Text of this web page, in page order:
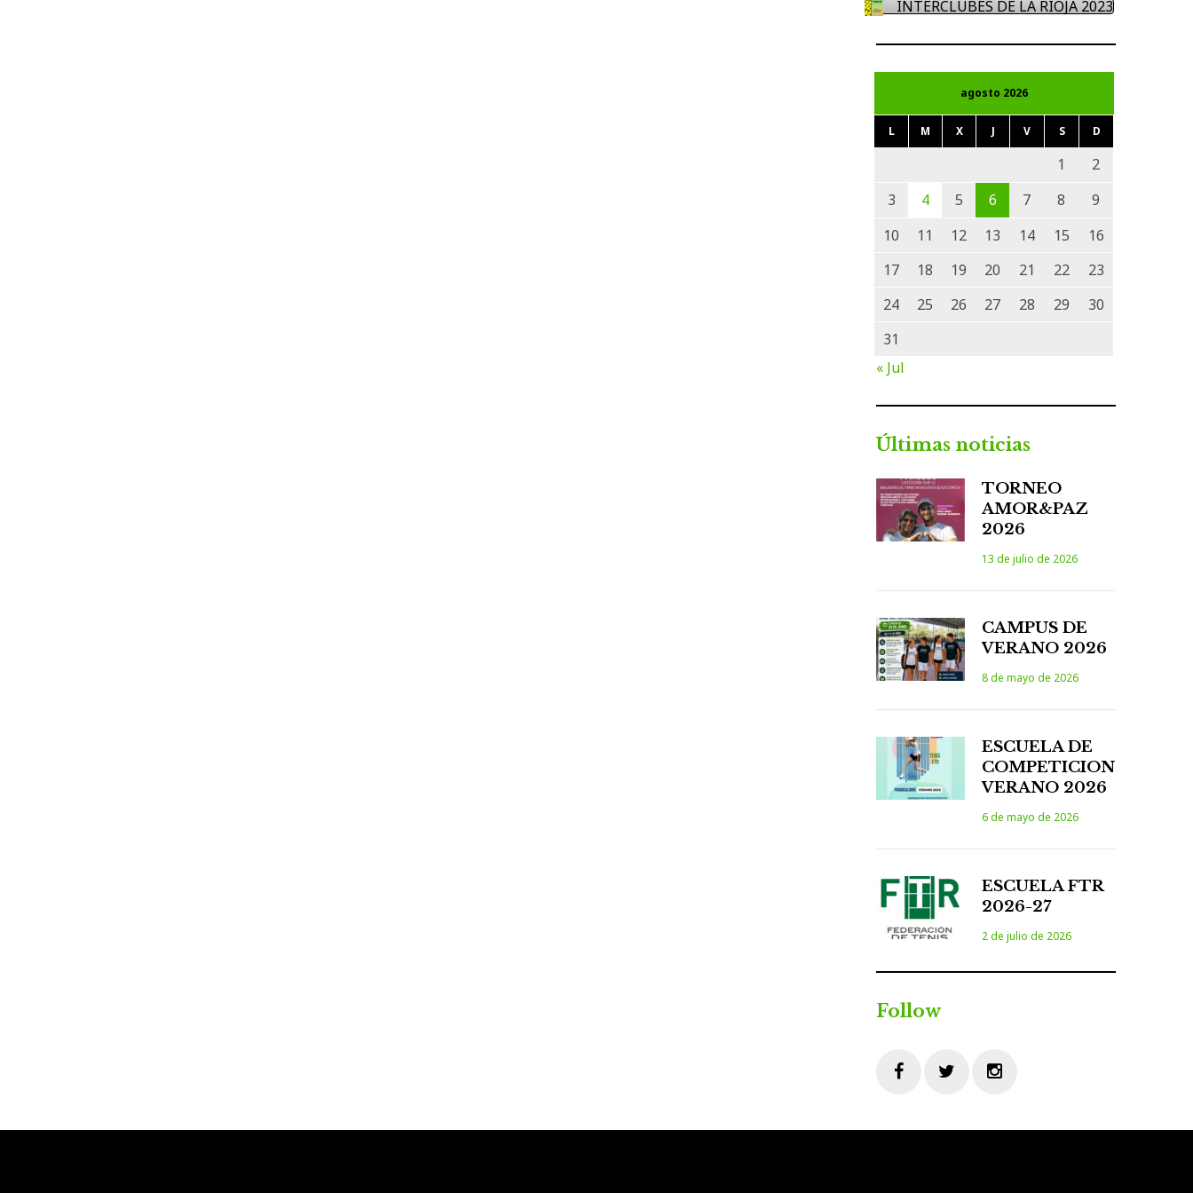
INTERCLUBES DE LA RIOJA 2023
agosto 2026
L M X J V S D
1
2
3
4 5 6 7 8
9
10
11 12 13 14 15
16
17
18 19 20 21 22
23
24
25 26 27 28 29
30
31
« Jul
Últimas noticias
TORNEO
AMOR&PAZ
2026
13 de julio de 2026
CAMPUS DE
VERANO 2026
8 de mayo de 2026
ESCUELA DE
COMPETICION
VERANO 2026
6 de mayo de 2026
ESCUELA FTR
2026-27
2 de julio de 2026
Follow